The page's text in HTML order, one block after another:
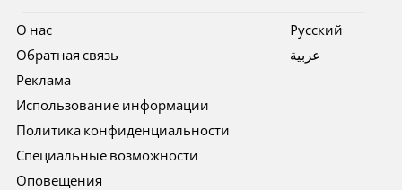
О нас
Обратная связь
Реклама
Использование информации
Политика конфиденциальности
Специальные возможности
Оповещения
Pусский
عربية